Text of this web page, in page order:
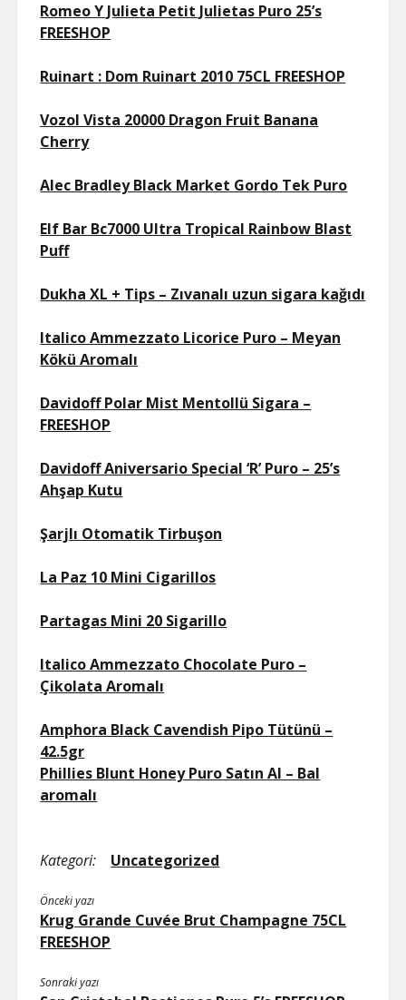
Romeo Y Julieta Petit Julietas Puro 25’s
FREESHOP
Ruinart : Dom Ruinart 2010 75CL FREESHOP
Vozol Vista 20000 Dragon Fruit Banana
Cherry
Alec Bradley Black Market Gordo Tek Puro
Elf Bar Bc7000 Ultra Tropical Rainbow Blast
Puff
Dukha XL + Tips – Zıvanalı uzun sigara kağıdı
Italico Ammezzato Licorice Puro – Meyan
Kökü Aromalı
Davidoff Polar Mist Mentollü Sigara –
FREESHOP
Davidoff Aniversario Special ‘R’ Puro – 25’s
Ahşap Kutu
Şarjlı Otomatik Tirbuşon
La Paz 10 Mini Cigarillos
Partagas Mini 20 Sigarillo
Italico Ammezzato Chocolate Puro –
Çikolata Aromalı
Amphora Black Cavendish Pipo Tütünü –
42.5gr
Phillies Blunt Honey Puro Satın Al – Bal
aromalı
Kategori: Uncategorized
Önceki yazı
Krug Grande Cuvée Brut Champagne 75CL
FREESHOP
Sonraki yazı